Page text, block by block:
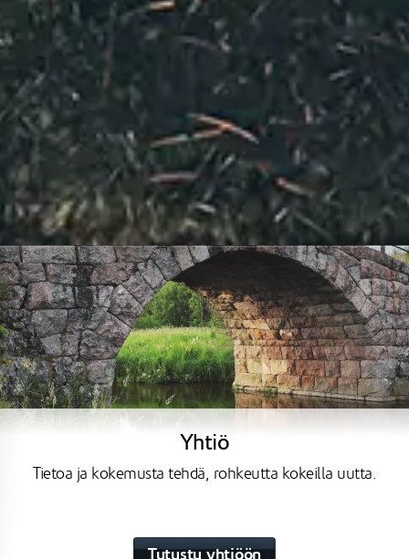
Tutustu yhtiöön
Yhtiö
Tietoa ja kokemusta tehdä, rohkeutta kokeilla uutta.